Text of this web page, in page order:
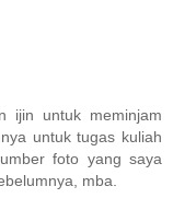
ijin untuk meminjam
untuk tugas kuliah
foto yang saya
mba.